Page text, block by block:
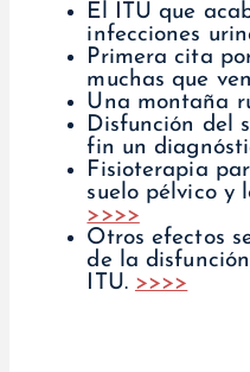
El ITU que
infecciones
Primera cita
muchas que
Una montaña
Disfunción del
fin un
Fisioterapia
suelo pélvico y
>>>>
Otros efectos
de la
ITU. >>>>